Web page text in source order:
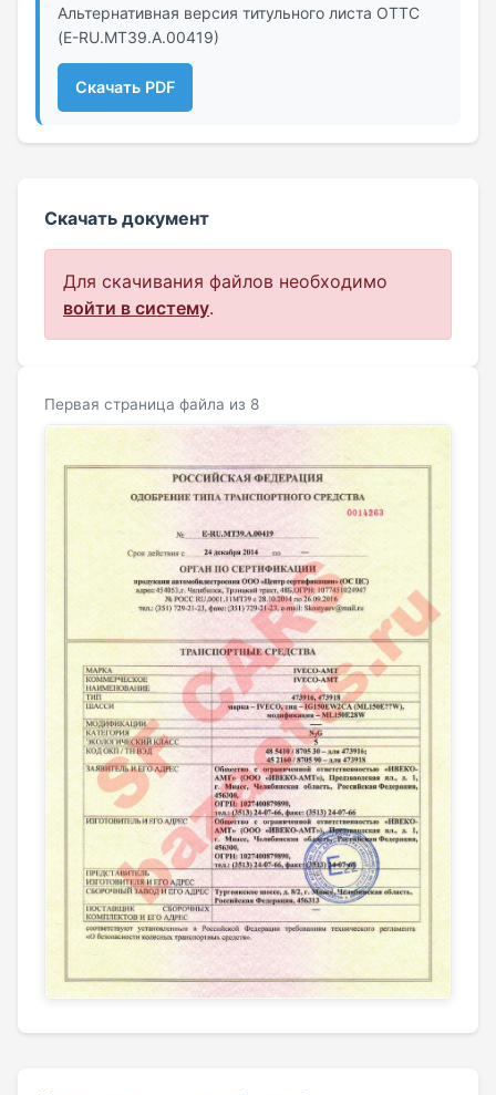
Альтернативная версия титульного листа ОТТС
(E-RU.МТ39.А.00419)
Скачать PDF
Скачать документ
Для скачивания файлов необходимо
войти в систему.
Первая страница файла из 8